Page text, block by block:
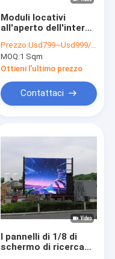
Moduli locativi
all'aperto dell'interno
del LED per il fondo di
fase di produzione di
avoirdupois
Prezzo:Usd799~Usd999/Sqm( Price is negotiable)
MOQ:1 Sqm
Ottieni l'ultimo prezzo
Contattaci
I pannelli di 1/8 di
schermo di ricerca